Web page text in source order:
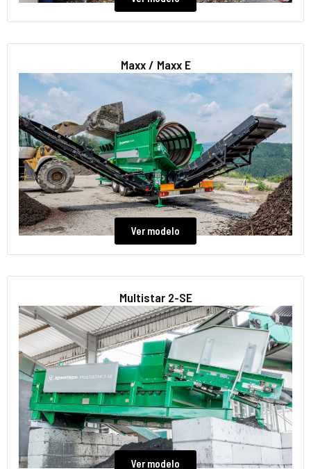
Maxx / Maxx E
Ver modelo
Multistar 2-SE
Ver modelo